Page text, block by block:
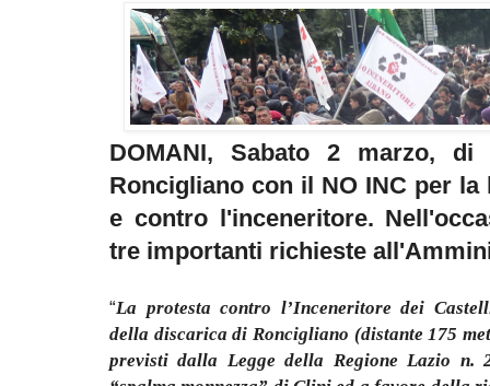
DOMANI, Sabato 2 marzo,
Roncigliano con il NO INC per
e contro l'inceneritore.
tre importanti richieste
“La protesta contro l’Inceneritore dei
della discarica di Roncigliano (distante 175
previsti dalla Legge della Regione Lazio